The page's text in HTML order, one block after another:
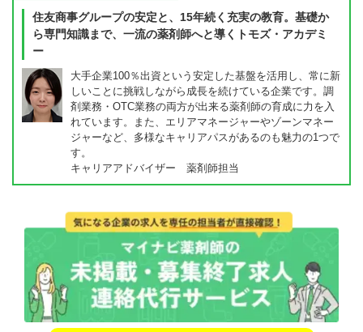
住友商事グループの安定と、15年続く充実の教育。基礎か
ら専門知識まで、一流の薬剤師へと導くトモズ・アカデミ
ー
大手企業100％出資という安定した基盤を活用し、常に新
しいことに挑戦しながら成長を続けている企業です。調
剤業務・OTC業務の両方が出来る薬剤師の育成に力を入
れています。また、エリアマネージャーやゾーンマネー
ジャーなど、多様なキャリアパスがあるのも魅力の1つで
す。
キャリアアドバイザー 薬剤師担当